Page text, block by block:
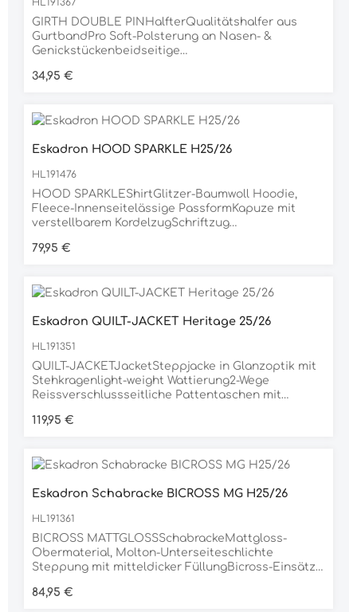
GIRTH DOUBLE PINHalfterQualitätshalfer aus
GurtbandPro Soft-Polsterung an Nasen- &
Genickstückenbeidseitige
Kinnbereichgoldene MetallbeschlägeHeritage-
POLYPROPYLEN
Regulärer Preis:
34,95 €
Eskadron HOOD SPARKLE H25/26
HL191476
HOOD SPARKLEShirtGlitzer-Baumwoll Hoodie,
Fleece-Innenseitelässige PassformKapuze mit
verstellbarem KordelzugSchriftzug
Regulärer Preis:
79,95 €
Eskadron QUILT-JACKET Heritage 25/26
HL191351
QUILT-JACKETJacketSteppjacke in Glanzoptik mit
Stehkragenlight-weight Wattierung2-Wege
Reissverschlussseitliche Pattentaschen mit
ArmMaterial100% POLYAMID
Regulärer Preis:
119,95 €
Eskadron Schabracke BICROSS MG H25/26
HL191361
BICROSS MATTGLOSSSchabrackeMattgloss-
Obermaterial, Molton-Unterseiteschlichte
Steppung mit mitteldicker FüllungBicross-Einsätze
Slip Silikonflächen mit SattelbereichLurex-Biese
Regulärer Preis:
84,95 €